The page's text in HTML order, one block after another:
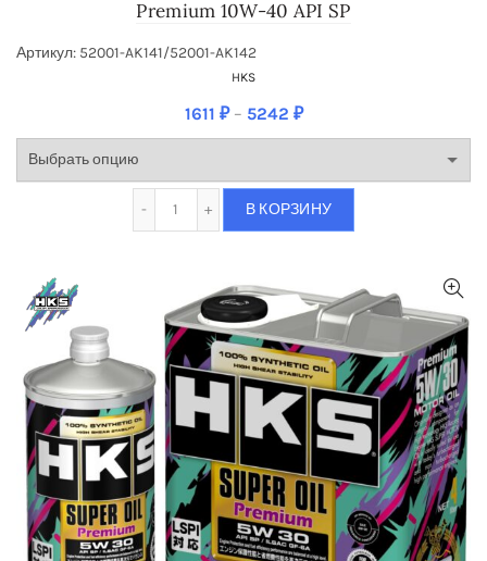
Premium 10W-40 API SP
Артикул: 52001-AK141/52001-AK142
HKS
1611 ₽– 5242 ₽
В КОРЗИНУ